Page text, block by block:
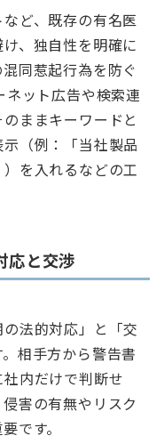
ど、既存の有名医
、独自性を明確に
同惹起行為を防ぐ
ネット広告や検索連
ままキーワードと
（例：「当社製品
を入れるなどの工
と交渉
法的対応」と「交
相手方から警告書
内だけで判断せ
害の有無やリスク
です。